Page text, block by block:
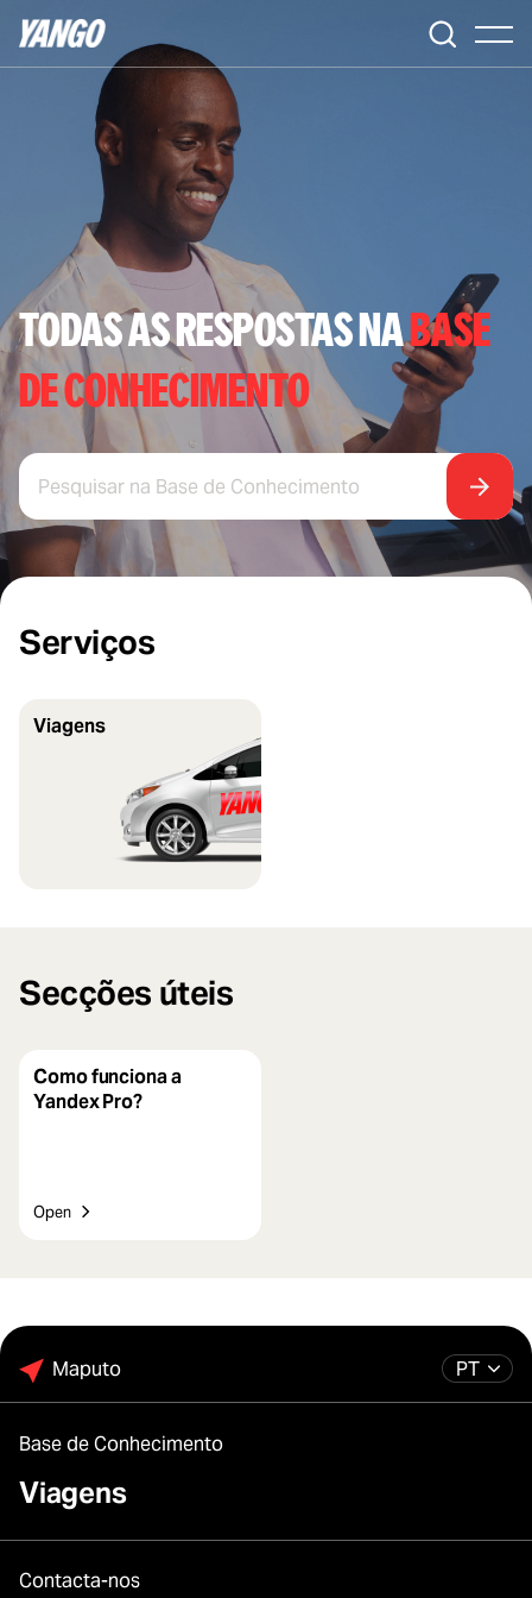
TODAS AS RESPOSTAS NABASE
DECONHECIMENTO
Serviços
Viagens
Secções úteis
Como funciona a
Yandex Pro?
Open
PT
Maputo
Base de Conhecimento
Viagens
Contacta-nos